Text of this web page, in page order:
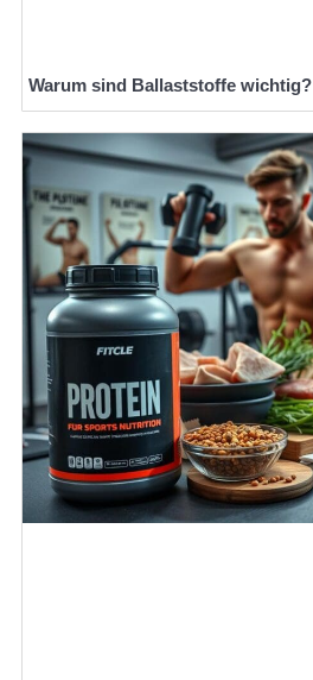
Warum sind Ballaststoffe wichtig?